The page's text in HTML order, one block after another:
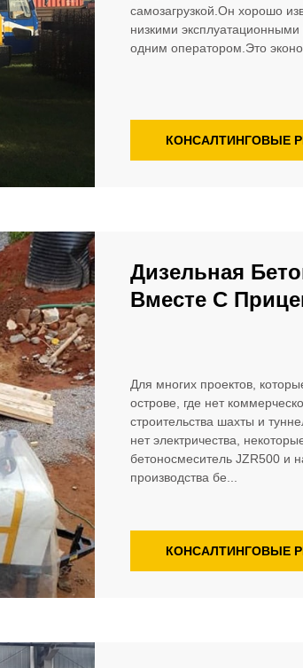
самозагрузкой.Он хорошо
низкими
одним оператором.Это
КОНСАЛТИНГОВЫЕ
Дизельная
Вместе С
Для многих проектов,
острове, где нет
строительства шахты и
нет электричества,
бетоносмеситель JZR500 и
производства бе...
КОНСАЛТИНГОВЫЕ